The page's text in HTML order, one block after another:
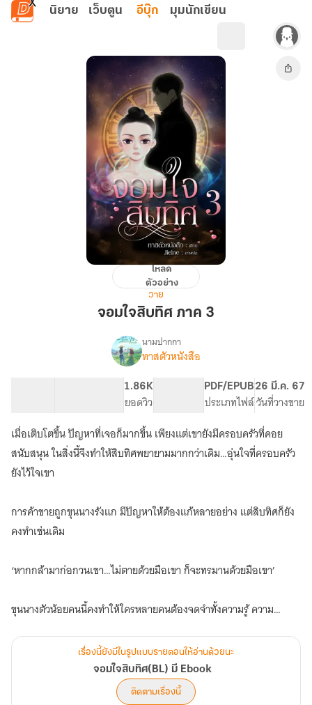
ข้ามไปยังเนื้อหาหลัก
นิยาย เว็บตูน อีบุ๊ก มุมนักเขียน
จอมใจ
ทิศ
โหลด
ตัวอย่าง
วาย
จอมใจสิบทิศ ภาค 3
เรื่อง
Ebook
นามปากกา
ทาสตัวหนังสือ
1.86K
ยอดวิว
PDF/EPUB
ประเภทไฟล์
26 มี.ค. 67
วันที่วางขาย
เมื่อเติบโตขึ้น ปัญหาที่เจอก็มากขึ้น เพียงแต่เขายังมีครอบครัวที่คอย
สนับสนุน ในสิ่งนี้จึงทำให้สิบทิศพยายามมากกว่าเดิม…อุ่นใจที่ครอบครัว
ยังไว้ใจเขา
การค้าขายถูกขุนนางรังแก มีปัญหาให้ต้องแก้หลายอย่าง แต่สิบทิศก็ยัง
คงทำเช่นเดิม
‘หากกล้ามาก่อกวนเขา…ไม่ตายด้วยมือเขา ก็จะทรมานด้วยมือเขา’
ขุนนางตัวน้อยคนนี้คงทำให้ใครหลายคนต้องจดจำทั้งความรู้ ความ
อีกทั้ง ‘ความรัก’ ก็เริ่มก่อตัวมากขึ้น จนยากที่สิบทิศจะเมินเฉยต่อไปได้
เรื่องนี้ยังมีในรูปแบบรายตอนให้อ่านด้วยนะ
จอมใจสิบทิศ(BL) มี Ebook
ติดตามเรื่องนี้